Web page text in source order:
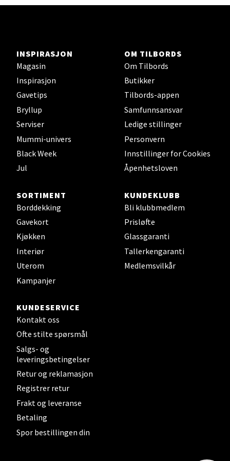
INSPIRASJON
Magasin
Inspirasjon
Gavetips
Bryllup
Serviser
Mummi-univers
Black Week
Jul
OM TILBORDS
Om Tilbords
Butikker
Tilbords-appen
Samfunnsansvar
Ledige stillinger
Personvern
Innstillinger for Cookies
Åpenhetsloven
SORTIMENT
Borddekking
Gavekort
Kjøkken
Interiør
Uterom
Kampanjer
KUNDEKLUBB
Bli klubbmedlem
Prisløfte
Glassgaranti
Tallerkengaranti
Medlemsvilkår
KUNDESERVICE
Kontakt oss
Ofte stilte spørsmål
Salgs- og
leveringsbetingelser
Retur og reklamasjon
Registrer retur
Frakt og leveranse
Betaling
Spor bestillingen din
Ski Storsenter, Jernbanesvingen 6, 1400 Ski
Åpent i dag 10-21
2 i butikk
Velg
Sortland - Sortland Storsenter
Strangata 26, 8400 Sortland
Åpent i dag 10-19
1 i butikk
Velg
Steinkjer - Thon Senter Steinkjer
Åpent i dag 10-20
2 i butikk
Leirvik - Stord